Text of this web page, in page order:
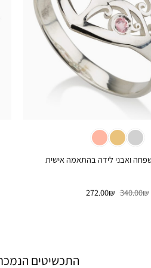
ואבני לידה בהתאמה אישית
340.00₪ המחיר
המקורי
272.00₪ המחיר
התכשיטים